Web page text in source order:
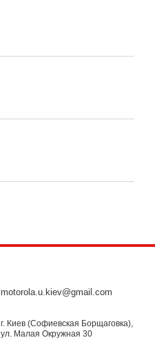
motorola.u.kiev@gmail.com
г. Киев (Софиевская Борщаговка),
ул. Малая Окружная 30